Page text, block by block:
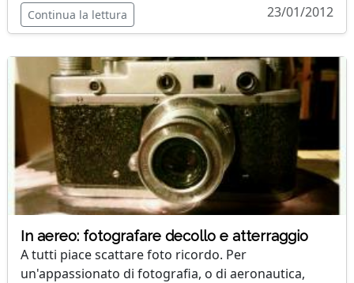
Continua la lettura 23/01/2012
In aereo: fotografare decollo e atterraggio
A tutti piace scattare foto ricordo. Per
un'appassionato di fotografia, o di aeronautica,